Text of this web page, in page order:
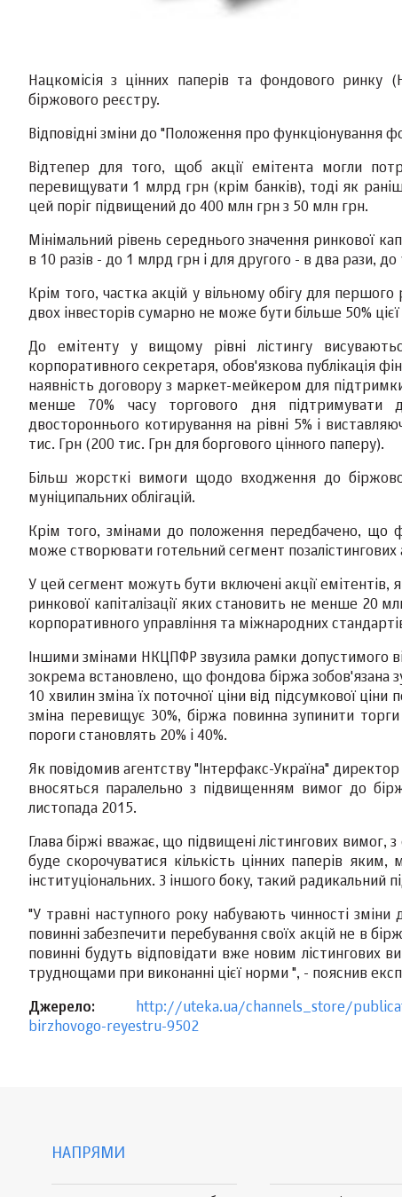
Нацкомісія з цінних паперів та фондового
біржового реєстру.
Відповідні зміни до "Положення про функціонування
Відтепер для того, щоб акції емітента могли
перевищувати 1 млрд грн (крім банків), тоді як
цей поріг підвищений до 400 млн грн з 50 млн грн.
Мінімальний рівень середнього значення ринкової
в 10 разів - до 1 млрд грн і для другого - в два рази,
Крім того, частка акцій у вільному обігу для
двох інвесторів сумарно не може бути більше 50% цієї
До емітенту у вищому рівні лістингу
корпоративного секретаря, обов'язкова публікація
наявність договору з маркет-мейкером для
менше 70% часу торгового дня підтримувати
двостороннього котирування на рівні 5% і
тис. Грн (200 тис. Грн для боргового цінного паперу).
Більш жорсткі вимоги щодо входження до
муніципальних облігацій.
Крім того, змінами до положення передбачено, що
може створювати готельний сегмент позалістингових
У цей сегмент можуть бути включені акції емітентів,
ринкової капіталізації яких становить не менше 20
корпоративного управління та міжнародних
Іншими змінами НКЦПФР звузила рамки допустимого
зокрема встановлено, що фондова біржа зобов'язана
10 хвилин зміна їх поточної ціни від підсумкової
зміна перевищує 30%, біржа повинна зупинити
пороги становлять 20% і 40%.
Як повідомив агентству "Інтерфакс-Україна"
вносяться паралельно з підвищенням вимог до
листопада 2015.
Глава біржі вважає, що підвищені лістингових вимог,
буде скорочуватися кількість цінних паперів
інституціональних. З іншого боку, такий
"У травні наступного року набувають чинності
повинні забезпечити перебування своїх акцій не в
повинні будуть відповідати вже новим лістингових
труднощами при виконанні цієї норми ", - пояснив
Джерело:
http://uteka.ua/channels_store/
birzhovogo-reyestru-9502
НАПРЯМИ